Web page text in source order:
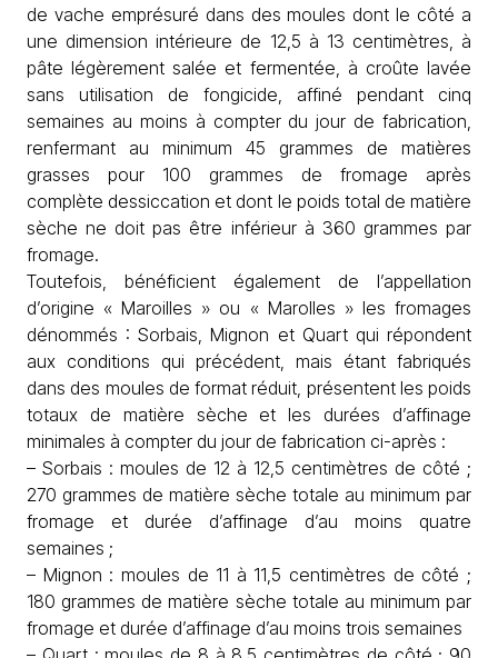
de vache emprésuré dans des moules dont le côté a
une dimension intérieure de 12,5 à 13 centimètres, à
pâte légèrement salée et fermentée, à croûte lavée
sans utilisation de fongicide, affiné pendant cinq
semaines au moins à compter du jour de fabrication,
renfermant au minimum 45 grammes de matières
grasses pour 100 grammes de fromage après
complète dessiccation et dont le poids total de matière
sèche ne doit pas être inférieur à 360 grammes par
fromage.
Toutefois, bénéficient également de l’appellation
d’origine « Maroilles » ou « Marolles » les fromages
dénommés : Sorbais, Mignon et Quart qui répondent
aux conditions qui précédent, mais étant fabriqués
dans des moules de format réduit, présentent les poids
totaux de matière sèche et les durées d’affinage
minimales à compter du jour de fabrication ci-après :
– Sorbais : moules de 12 à 12,5 centimètres de côté ;
270 grammes de matière sèche totale au minimum par
fromage et durée d’affinage d’au moins quatre
semaines ;
– Mignon : moules de 11 à 11,5 centimètres de côté ;
180 grammes de matière sèche totale au minimum par
fromage et durée d’affinage d’au moins trois semaines